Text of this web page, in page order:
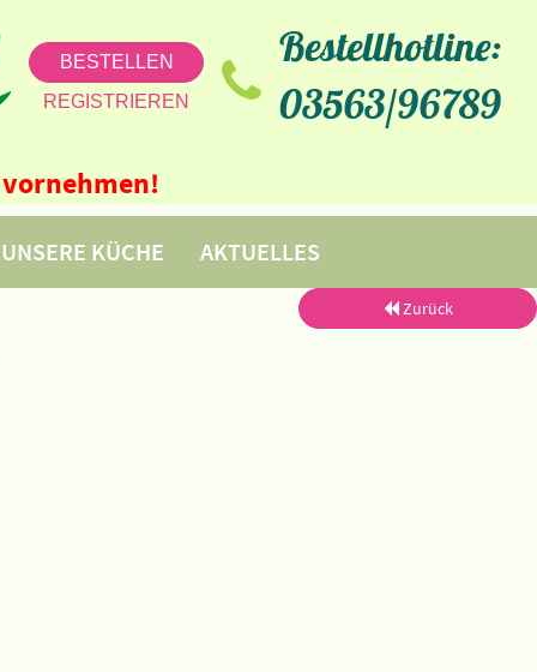
BESTELLEN
REGISTRIEREN
Bestellhotline:
03563/96789
UNSERE KÜCHE AKTUELLES
Zurück